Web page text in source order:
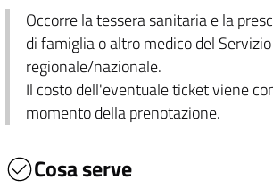
Occorre la tessera sanitaria e la
di famiglia o altro medico del
regionale/nazionale.
Il costo dell'eventuale ticket viene
momento della prenotazione.
Cosa serve